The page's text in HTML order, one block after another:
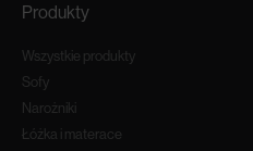
Produkty
Wszystkie produkty
Sofy
Narożniki
Łóżka i materace